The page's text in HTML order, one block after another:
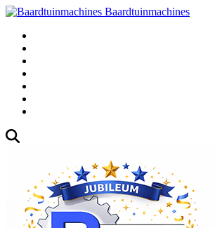
Baardtuinmachines